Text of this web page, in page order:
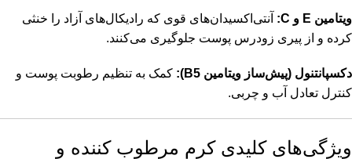
ویتامین E و C:
آنتی‌اکسیدان‌های قوی که رادیکال‌های آزاد را خنثی
کرده و از پیری زودرس پوست جلوگیری می‌کنند.
دکسپانتنول (پیش‌ساز ویتامین B5):
کمک به تنظیم رطوبت پوست و
کنترل تعادل آب و چربی.
ویژگی‌های کلیدی کرم مرطوب کننده و